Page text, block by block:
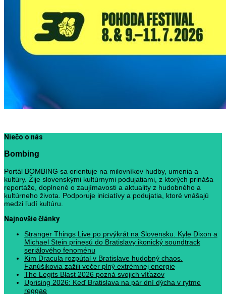
Niečo o nás
Bombing
Portál BOMBING sa orientuje na milovníkov hudby, umenia a
kultúry. Žije slovenskými kultúrnymi podujatiami, z ktorých prináša
reportáže, doplnené o zaujímavosti a aktuality z hudobného a
kultúrneho života. Podporuje iniciatívy a podujatia, ktoré vnášajú
medzi ľudí kultúru.
Najnovšie články
Stranger Things Live po prvýkrát na Slovensku. Kyle Dixon a
Michael Stein prinesú do Bratislavy ikonický soundtrack
seriálového fenoménu
Kim Dracula rozpútal v Bratislave hudobný chaos.
Fanúšikovia zažili večer plný extrémnej energie
The Legits Blast 2026 pozná svojich víťazov
Uprising 2026: Keď Bratislava na pár dní dýcha v rytme
reggae